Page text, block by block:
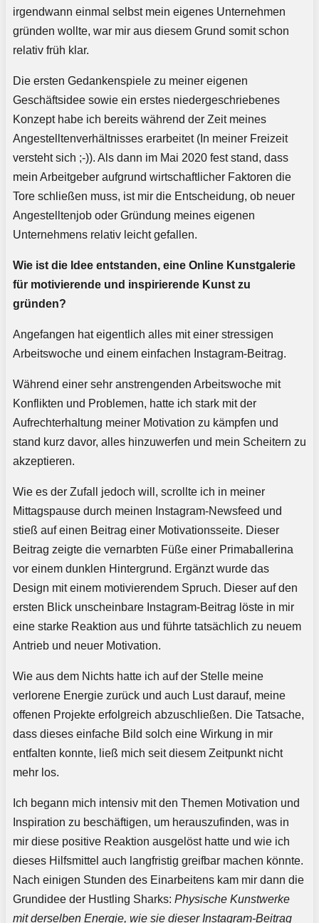
irgendwann einmal selbst mein eigenes Unternehmen
gründen wollte, war mir aus diesem Grund somit schon
relativ früh klar.
Die ersten Gedankenspiele zu meiner eigenen
Geschäftsidee sowie ein erstes niedergeschriebenes
Konzept habe ich bereits während der Zeit meines
Angestelltenverhältnisses erarbeitet (In meiner Freizeit
versteht sich ;-)). Als dann im Mai 2020 fest stand, dass
mein Arbeitgeber aufgrund wirtschaftlicher Faktoren die
Tore schließen muss, ist mir die Entscheidung, ob neuer
Angestelltenjob oder Gründung meines eigenen
Unternehmens relativ leicht gefallen.
Wie ist die Idee entstanden, eine Online Kunstgalerie
für motivierende und inspirierende Kunst zu
gründen?
Angefangen hat eigentlich alles mit einer stressigen
Arbeitswoche und einem einfachen Instagram-Beitrag.
Während einer sehr anstrengenden Arbeitswoche mit
Konflikten und Problemen, hatte ich stark mit der
Aufrechterhaltung meiner Motivation zu kämpfen und
stand kurz davor, alles hinzuwerfen und mein Scheitern zu
akzeptieren.
Wie es der Zufall jedoch will, scrollte ich in meiner
Mittagspause durch meinen Instagram-Newsfeed und
stieß auf einen Beitrag einer Motivationsseite. Dieser
Beitrag zeigte die vernarbten Füße einer Primaballerina
vor einem dunklen Hintergrund. Ergänzt wurde das
Design mit einem motivierendem Spruch. Dieser auf den
ersten Blick unscheinbare Instagram-Beitrag löste in mir
eine starke Reaktion aus und führte tatsächlich zu neuem
Antrieb und neuer Motivation.
Wie aus dem Nichts hatte ich auf der Stelle meine
verlorene Energie zurück und auch Lust darauf, meine
offenen Projekte erfolgreich abzuschließen. Die Tatsache,
dass dieses einfache Bild solch eine Wirkung in mir
entfalten konnte, ließ mich seit diesem Zeitpunkt nicht
mehr los.
Ich begann mich intensiv mit den Themen Motivation und
Inspiration zu beschäftigen, um herauszufinden, was in
mir diese positive Reaktion ausgelöst hatte und wie ich
dieses Hilfsmittel auch langfristig greifbar machen könnte.
Nach einigen Stunden des Einarbeitens kam mir dann die
Grundidee der Hustling Sharks: Physische Kunstwerke
mit derselben Energie, wie sie dieser Instagram-Beitrag